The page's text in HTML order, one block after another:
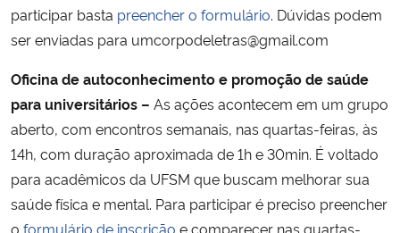
participar basta preencher o formulário. Dúvidas podem
ser enviadas para umcorpodeletras@gmail.com
Oficina de autoconhecimento e promoção de saúde
para universitários – As ações acontecem em um grupo
aberto, com encontros semanais, nas quartas-feiras, às
14h, com duração aproximada de 1h e 30min. É voltado
para acadêmicos da UFSM que buscam melhorar sua
saúde física e mental. Para participar é preciso preencher
o formulário de inscrição e comparecer nas quartas-